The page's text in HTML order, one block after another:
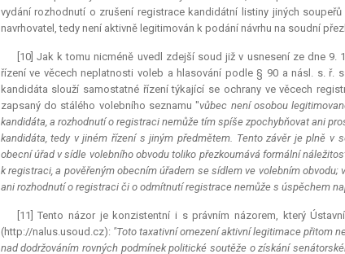
vydání rozhodnutí o zrušení registrace kandidátní listiny jiných
navrhovatel, tedy není aktivně legitimován k podání návrhu na soudní
[10] Jak k tomu nicméně uvedl zdejší soud již v usnesení ze dne
řízení ve věcech neplatnosti voleb a hlasování podle § 90 a násl. s. ř.
kandidáta slouží samostatné řízení týkající se ochrany ve věcech
zapsaný do stálého volebního seznamu "vůbec není osobou
kandidáta, a rozhodnutí o registraci nemůže tím spíše zpochybňovat ani
kandidáta, tedy v jiném řízení s jiným předmětem. Tento závěr je plně
obecní úřad v sídle volebního obvodu toliko přezkoumává formální
k registraci, a pověřeným obecním úřadem se sídlem ve volebním
ani rozhodnutí o registraci či o odmítnutí registrace nemůže s úspěchem
[11] Tento názor je konzistentní i s právním názorem, který
(http://nalus.usoud.cz): "Toto taxativníomezení aktivní legitimace přitom
nad dodržováním rovných podmínek politické soutěže o získání